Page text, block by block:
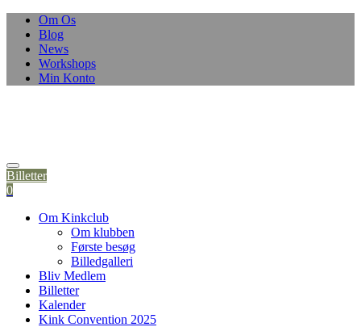
Skip
content
Om Os
Blog
News
Workshops
Min Konto
Billetter
0
Om Kinkclub
Om klubben
Første besøg
Billedgalleri
Bliv Medlem
Billetter
Kalender
Kink Convention 2025